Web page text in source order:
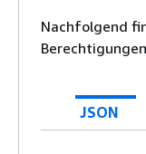
Nachfolgend
JSON